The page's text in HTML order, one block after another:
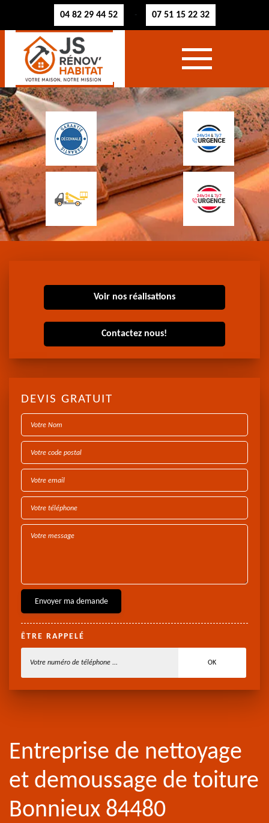
04 82 29 44 52 - 07 51 15 22 32
Voir nos réalisations
Contactez nous!
DEVIS GRATUIT
ÊTRE RAPPELÉ
Entreprise de nettoyage
et demoussage de toiture
Bonnieux 84480